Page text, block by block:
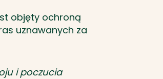
objęty ochroną
uznawanych za
i poczucia